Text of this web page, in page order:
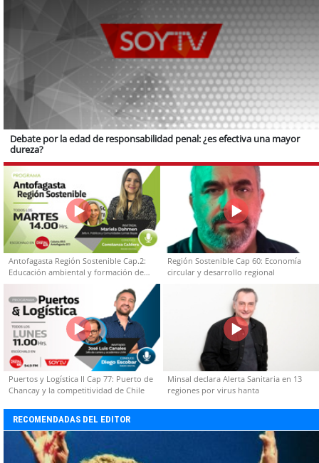
Debate por la edad de responsabilidad penal: ¿es efectiva una mayor
dureza?
Antofagasta Región Sostenible Cap.2:
Educación ambiental y formación de
capacidades técnicas
Región Sostenible Cap 60: Economía
circular y desarrollo regional
Puertos y Logística II Cap 77: Puerto de
Chancay y la competitividad de Chile
Minsal declara Alerta Sanitaria en 13
regiones por virus hanta
RECOMENDADAS DEL EDITOR